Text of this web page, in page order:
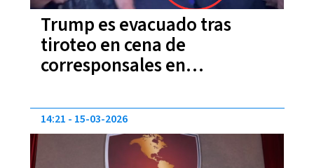
Trump es evacuado tras
tiroteo en cena de
corresponsales en
14:21 15-03-2026